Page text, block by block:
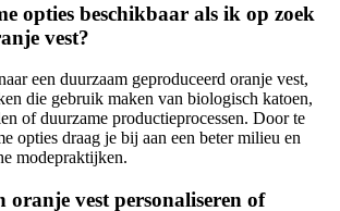
opties beschikbaar als ik op zoek
vest?
een duurzaam geproduceerd oranje vest,
die gebruik maken van biologisch katoen,
of duurzame productieprocessen. Door te
opties draag je bij aan een beter milieu en
modepraktijken.
vest personaliseren of